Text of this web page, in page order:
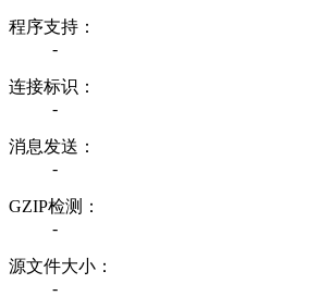
程序支持：
-
连接标识：
-
消息发送：
-
GZIP检测：
-
源文件大小：
-